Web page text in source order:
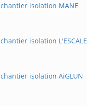
isolation MANE
isolation L'ESCALE
isolation AiGLUN